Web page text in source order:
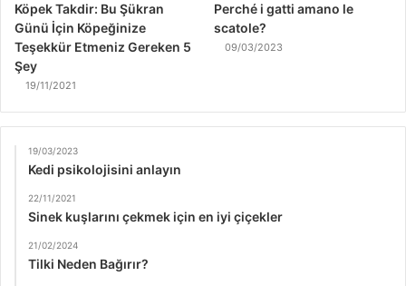
Köpek Takdir: Bu Şükran
Günü İçin Köpeğinize
Teşekkür Etmeniz Gereken 5
Şey
19/11/2021
Perché i gatti amano le
scatole?
09/03/2023
19/03/2023
Kedi psikolojisini anlayın
22/11/2021
Sinek kuşlarını çekmek için en iyi çiçekler
21/02/2024
Tilki Neden Bağırır?